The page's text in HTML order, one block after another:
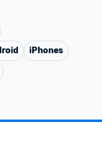
iPhones